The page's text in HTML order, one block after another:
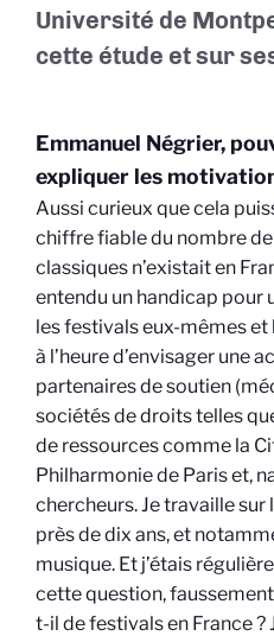
Université de
cette étude et sur
Emmanuel Négrier,
expliquer les
Aussi curieux que cela
chiffre fiable du nombre
classiques n’existait en
entendu un handicap pour
les festivals eux-mêmes
à l’heure d’envisager une
partenaires de soutien
sociétés de droits telles
de ressources comme la
Philharmonie de Paris et,
chercheurs. Je travaille
près de dix ans, et
musique. Et j’étais
cette question,
t-il de festivals en France ?